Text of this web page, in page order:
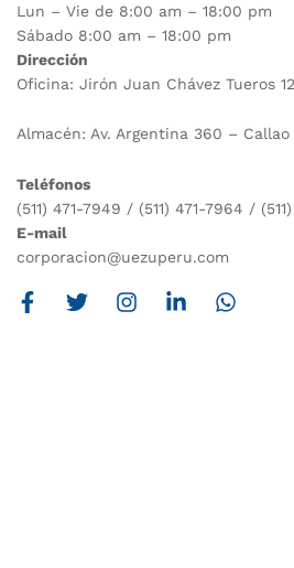
Lun – Vie de 8:00 am – 18:00 pm
Sábado 8:00 am – 18:00 pm
Dirección
Oficina: Jirón Juan Chávez Tueros
Almacén: Av. Argentina 360 – Callao
Teléfonos
(511) 471-7949 / (511) 471-7964 /
E-mail
corporacion@uezuperu.com